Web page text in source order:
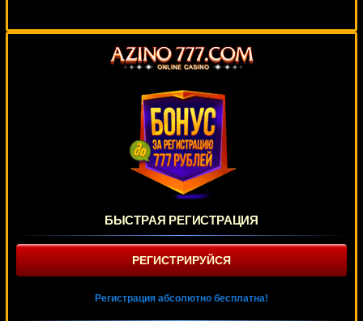
БЫСТРАЯ РЕГИСТРАЦИЯ
РЕГИСТРИРУЙСЯ
Регистрация абсолютно бесплатна!